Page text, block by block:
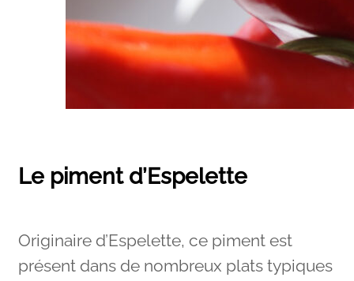
Le piment d’Espelette
Originaire d’Espelette, ce piment est
présent dans de nombreux plats typiques